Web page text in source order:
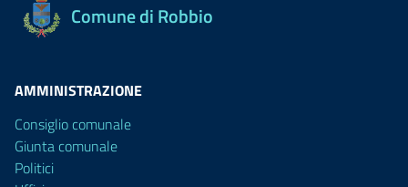
Comune di Robbio
AMMINISTRAZIONE
Consiglio comunale
Giunta comunale
Politici